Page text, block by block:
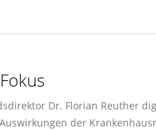
Dr. Florian Reuther
der